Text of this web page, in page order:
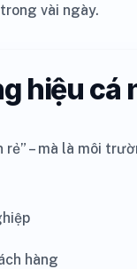
vài ngày.
hiệu cá
rẻ” – mà là môi
hàng